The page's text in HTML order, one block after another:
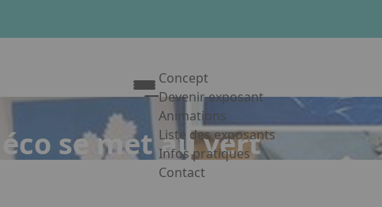
Concept
Devenir exposant
Animations
Liste des exposants
Infos pratiques
Contact
se met au vert